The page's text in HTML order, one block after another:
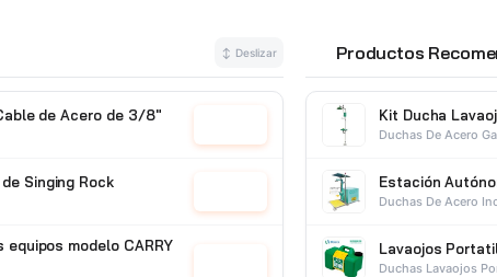
↕ Deslizar
de Acero de 3/8"
Singing Rock
modelo CARRY
Productos
Kit Ducha
Duchas De Acero
Estación
Duchas De Acero
Lavaojos
Duchas Lavaojos